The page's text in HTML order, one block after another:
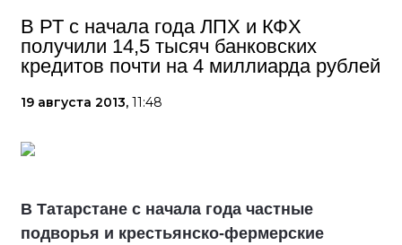
В РТ с начала года ЛПХ и КФХ
получили 14,5 тысяч банковских
кредитов почти на 4 миллиарда рублей
19 августа 2013, 11:48
В Татарстане с начала года частные
подворья и крестьянско-фермерские